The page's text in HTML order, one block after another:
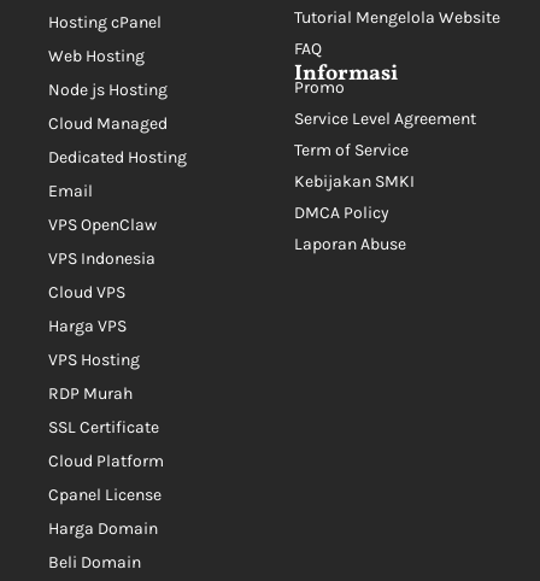
Hosting cPanel
Web Hosting
Node js Hosting
Cloud Managed
Dedicated Hosting
Email
VPS OpenClaw
VPS Indonesia
Cloud VPS
Harga VPS
VPS Hosting
RDP Murah
SSL Certificate
Cloud Platform
Cpanel License
Harga Domain
Beli Domain
Tutorial Mengelola Website
FAQ
Informasi
Promo
Service Level Agreement
Term of Service
Kebijakan SMKI
DMCA Policy
Laporan Abuse